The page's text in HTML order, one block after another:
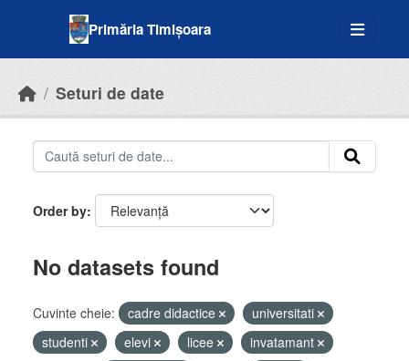
Primăria Timișoara
Seturi de date
Order by
No datasets found
Cuvinte cheie: cadre didactice
universitati
studenti
elevi licee
invatamant